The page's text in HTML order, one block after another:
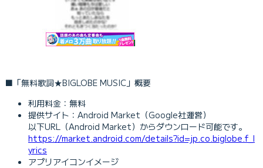
■「無料歌詞★BIGLOBE MUSIC」概要
利用料金：無料
提供サイト：Android Market（Google社運営）
以下URL（Android Market）からダウンロード可能です。
https://market.android.com/details?id=jp.co.biglobe.f_l
yrics
アプリアイコンイメージ